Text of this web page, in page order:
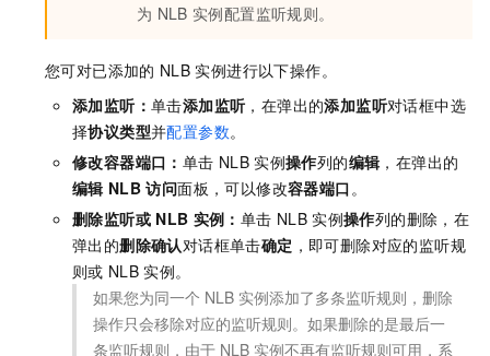
为 NLB 实例配置监听规则。
您可对已添加的 NLB 实例进行以下操作。
添加监听： 单击添加监听 ，在弹出的添加监听对话框中选
择协议类型并配置参数。
修改容器端口： 单击 NLB 实例操作列的编辑 ，在弹出的
编辑 NLB 访问面板，可以修改容器端口 。
删除监听或 NLB 实例： 单击 NLB 实例操作列的删除，在
弹出的删除确认对话框单击确定 ，即可删除对应的监听规
则或 NLB 实例。
如果您为同一个 NLB 实例添加了多条监听规则，删除
操作只会移除对应的监听规则。如果删除的是最后一
条监听规则，由于 NLB 实例不再有监听规则可用，系